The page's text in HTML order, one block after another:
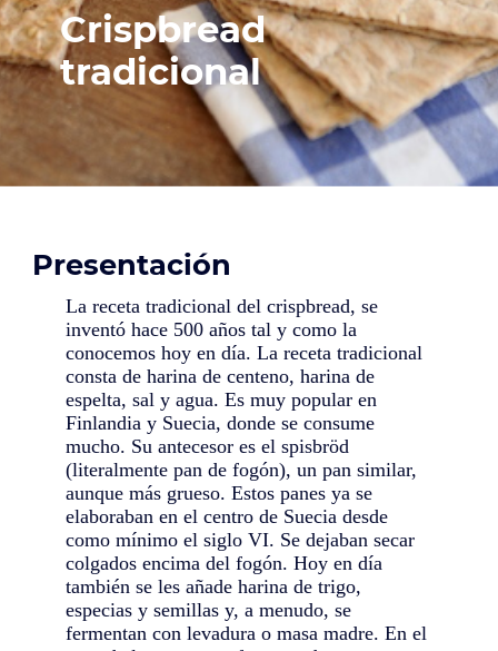
Crispbread
tradicional
Presentación
La receta tradicional del crispbread, se
inventó hace 500 años tal y como la
conocemos hoy en día. La receta tradicional
consta de harina de centeno, harina de
espelta, sal y agua. Es muy popular en
Finlandia y Suecia, donde se consume
mucho. Su antecesor es el spisbröd
(literalmente pan de fogón), un pan similar,
aunque más grueso. Estos panes ya se
elaboraban en el centro de Suecia desde
como mínimo el siglo VI. Se dejaban secar
colgados encima del fogón. Hoy en día
también se les añade harina de trigo,
especias y semillas y, a menudo, se
fermentan con levadura o masa madre. En el